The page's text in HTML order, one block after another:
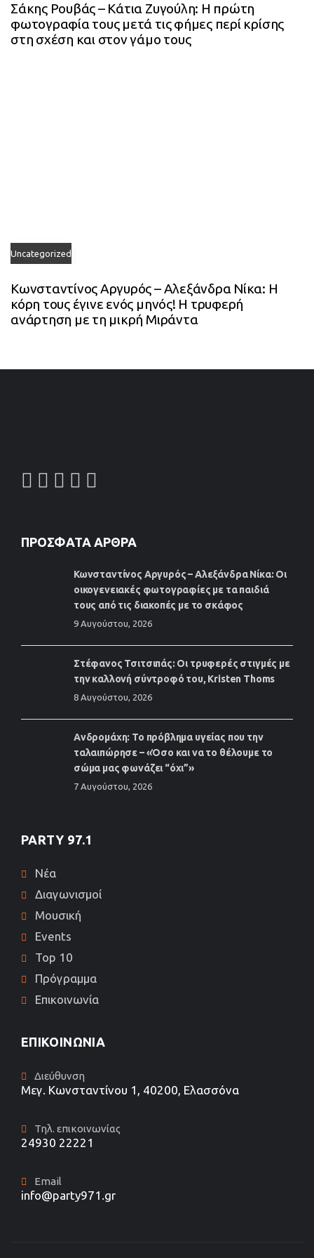
Σάκης Ρουβάς – Κάτια Ζυγούλη: Η πρώτη
φωτογραφία τους μετά τις φήμες περί κρίσης
στη σχέση και στον γάμο τους
Uncategorized
Κωνσταντίνος Αργυρός – Αλεξάνδρα Νίκα: Η
κόρη τους έγινε ενός μηνός! Η τρυφερή
ανάρτηση με τη μικρή Μιράντα
ΠΡΌΣΦΑΤΑ ΆΡΘΡΑ
Κωνσταντίνος Αργυρός – Αλεξάνδρα Νίκα: Οι
οικογενειακές φωτογραφίες με τα παιδιά
τους από τις διακοπές με το σκάφος
9 Αυγούστου, 2026
Στέφανος Τσιτσιπάς: Οι τρυφερές στιγμές με
την καλλονή σύντροφό του, Kristen Thoms
8 Αυγούστου, 2026
Ανδρομάχη: Το πρόβλημα υγείας που την
ταλαιπώρησε – «Όσο και να το θέλουμε το
σώμα μας φωνάζει “όχι”»
7 Αυγούστου, 2026
PARTY 97.1
Νέα
Διαγωνισμοί
Μουσική
Events
Top 10
Πρόγραμμα
Επικοινωνία
ΕΠΙΚΟΙΝΩΝΊΑ
Διεύθυνση
Μεγ. Κωνσταντίνου 1, 40200, Ελασσόνα
Τηλ. επικοινωνίας
24930 22221
Email
info@party971.gr